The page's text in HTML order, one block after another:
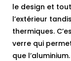
le design et
l’extérieur
thermiques.
verre qui
que l’aluminium.